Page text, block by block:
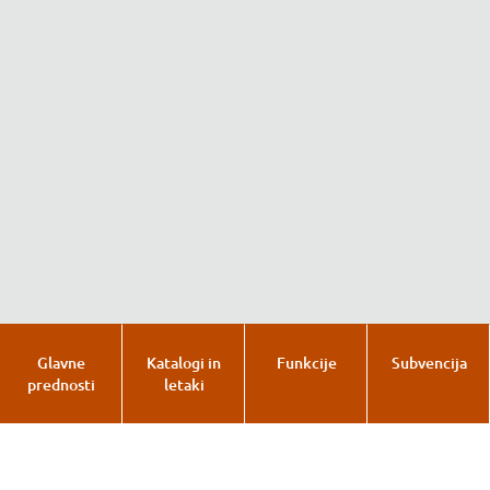
Glavne
prednosti
Katalogi in
letaki
Funkcije Subvencija